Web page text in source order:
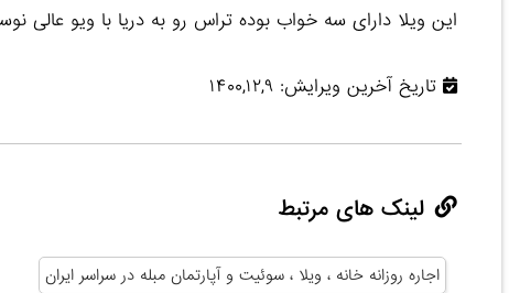
این ویلا دارای سه خواب بوده تراس رو به دریا با ویو عالی
تاریخ آخرین ویرایش: ۱۴۰۰,۱۲,۹
لینک های مرتبط
اجاره روزانه خانه ، ویلا ، سوئیت و آپارتمان مبله در سراسر ایران